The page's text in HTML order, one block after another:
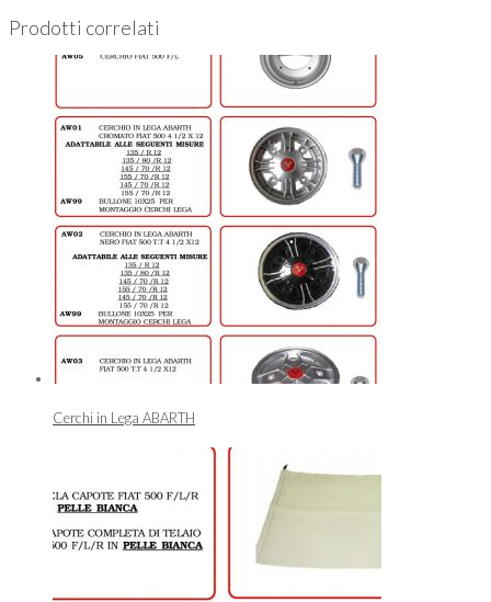
Prodotti correlati
Cerchi in Lega ABARTH